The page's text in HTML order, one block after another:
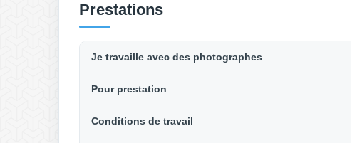
Prestations
Je travaille avec des photographes
Pour prestation
Conditions de travail